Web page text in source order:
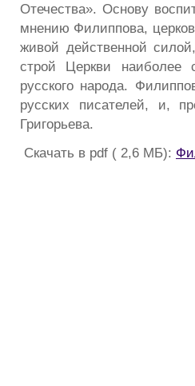
Отечества». Основу
мнению Филиппова,
живой действенной
строй Церкви наиболее
русского народа.
русских писателей, и,
Григорьева.
Скачать в pdf ( 2,6 МБ):